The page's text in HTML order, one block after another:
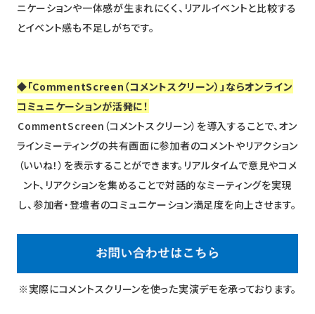
ニケーションや一体感が生まれにくく、リアルイベントと比較する
とイベント感も不足しがちです。
◆「CommentScreen（コメントスクリーン）」ならオンライン
コミュニケーションが活発に！
CommentScreen（コメントスクリーン）を導入することで、オン
ラインミーティングの共有画面に参加者のコメントやリアクション
（いいね！）を表示することができます。リアルタイムで意見やコメ
ント、リアクションを集めることで対話的なミーティングを実現
し、参加者・登壇者のコミュニケーション満足度を向上させます。
※実際にコメントスクリーンを使った実演デモを承っております。